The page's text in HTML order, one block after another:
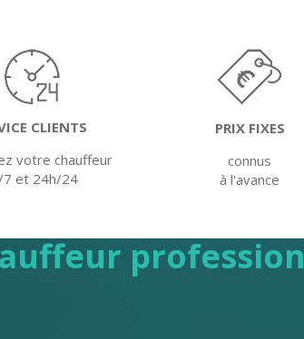
CLIENTS
votre chauffeur
7 et 24h/24
PRIX FIXES
connus
à l'avance